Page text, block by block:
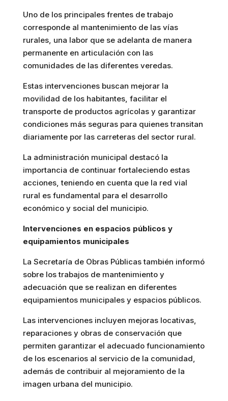
Uno de los principales frentes de trabajo
corresponde al mantenimiento de las vías
rurales, una labor que se adelanta de manera
permanente en articulación con las
comunidades de las diferentes veredas.
Estas intervenciones buscan mejorar la
movilidad de los habitantes, facilitar el
transporte de productos agrícolas y garantizar
condiciones más seguras para quienes transitan
diariamente por las carreteras del sector rural.
La administración municipal destacó la
importancia de continuar fortaleciendo estas
acciones, teniendo en cuenta que la red vial
rural es fundamental para el desarrollo
económico y social del municipio.
Intervenciones en espacios públicos y
equipamientos municipales
La Secretaría de Obras Públicas también informó
sobre los trabajos de mantenimiento y
adecuación que se realizan en diferentes
equipamientos municipales y espacios públicos.
Las intervenciones incluyen mejoras locativas,
reparaciones y obras de conservación que
permiten garantizar el adecuado funcionamiento
de los escenarios al servicio de la comunidad,
además de contribuir al mejoramiento de la
imagen urbana del municipio.